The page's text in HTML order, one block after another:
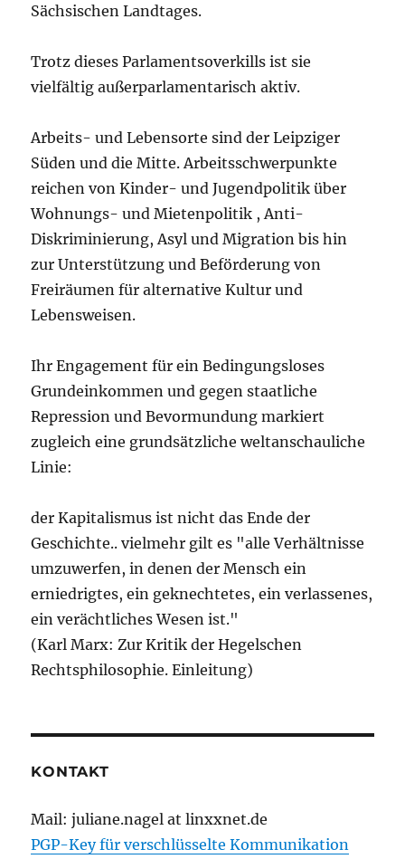
Sächsischen Landtages.
Trotz dieses Parlamentsoverkills ist sie
vielfältig außerparlamentarisch aktiv.
Arbeits- und Lebensorte sind der Leipziger
Süden und die Mitte. Arbeitsschwerpunkte
reichen von Kinder- und Jugendpolitik über
Wohnungs- und Mietenpolitik , Anti-
Diskriminierung, Asyl und Migration bis hin
zur Unterstützung und Beförderung von
Freiräumen für alternative Kultur und
Lebensweisen.
Ihr Engagement für ein Bedingungsloses
Grundeinkommen und gegen staatliche
Repression und Bevormundung markiert
zugleich eine grundsätzliche weltanschauliche
Linie:
der Kapitalismus ist nicht das Ende der
Geschichte.. vielmehr gilt es "alle Verhältnisse
umzuwerfen, in denen der Mensch ein
erniedrigtes, ein geknechtetes, ein verlassenes,
ein verächtliches Wesen ist."
(Karl Marx: Zur Kritik der Hegelschen
Rechtsphilosophie. Einleitung)
KONTAKT
Mail: juliane.nagel at linxxnet.de
PGP-Key für verschlüsselte Kommunikation